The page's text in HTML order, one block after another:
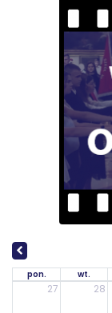
pon. wt.
27 28